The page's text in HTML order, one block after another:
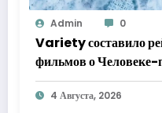
Admin 0
Variety составило
фильмов о Человеке-
к лучшему
4 Августа, 2026